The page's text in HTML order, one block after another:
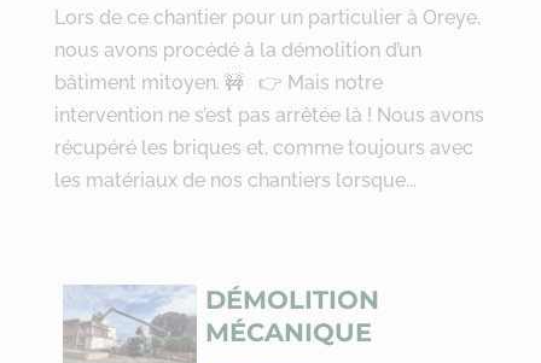
Lors de ce chantier pour un particulier à Oreye,
nous avons procédé à la démolition d’un
bâtiment mitoyen. 🚧 👉 Mais notre
intervention ne s’est pas arrêtée là ! Nous avons
récupéré les briques et, comme toujours avec
les matériaux de nos chantiers lorsque...
DÉMOLITION
MÉCANIQUE